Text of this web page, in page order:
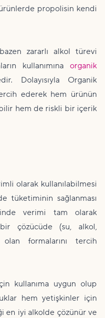
propolisin kendi
zararlı alkol türevi
kullanımına organik
Dolayısıyla Organik
ederek hem ürünün
hem de riskli bir içerik
olarak kullanılabilmesi
tüketiminin sağlanması
verimi tam olarak
bir çözücüde (su, alkol,
formalarını tercih
kullanıma uygun olup
hem yetişkinler için
en iyi alkolde çözünür ve